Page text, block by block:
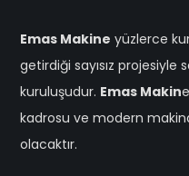
Emas Makine yüzlerce
getirdiği sayısız
kuruluşudur. Emas Makin
kadrosu ve modern
olacaktır.